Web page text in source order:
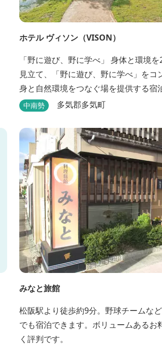
ホテル ヴィソン（VISON）
「野に遊び、野に学べ」 身体と環境を2つの「野」に
見立て、「野に遊び、野に学べ」をコ
身と自然環境をつなぐ場を提供する宿
タイプの客室全155室からなるホテル棟
います。
中南勢 多気郡多気町
みなと旅館
松阪駅より徒歩約9分。野球チームな
でも宿泊できます。ボリュームあるお
く評判です。